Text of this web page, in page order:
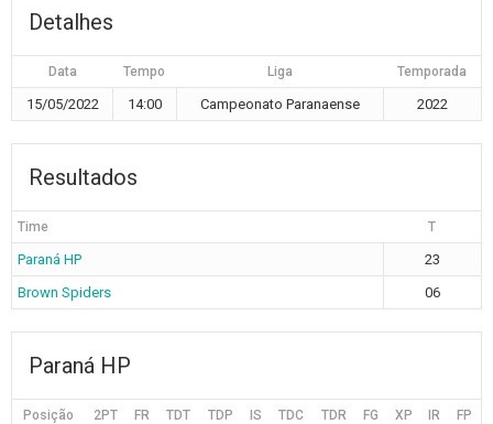
Detalhes
Data Tempo Liga Temporada
15/05/2022 14:00 Campeonato Paranaense 2022
Resultados
Time T
Paraná HP
23
Brown Spiders
06
Paraná HP
Posição 2PT FR TDT TDP IS TDC TDR FG XP IR FP